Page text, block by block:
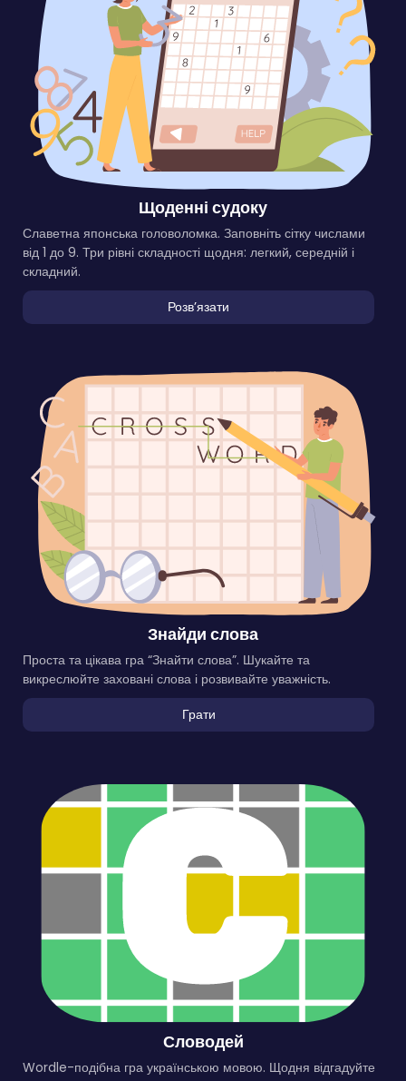
Щоденні судоку
Славетна японська головоломка. Заповніть сітку числами
від 1 до 9. Три рівні складності щодня: легкий, середній і
складний.
Розвʼязати
Знайди слова
Проста та цікава гра “Знайти слова”. Шукайте та
викреслюйте заховані слова і розвивайте уважність.
Грати
Словодей
Wordle-подібна гра українською мовою. Щодня відгадуйте